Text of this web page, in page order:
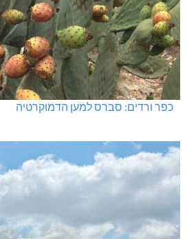
כפר ורדים: סברס למען הדמוקרטיה